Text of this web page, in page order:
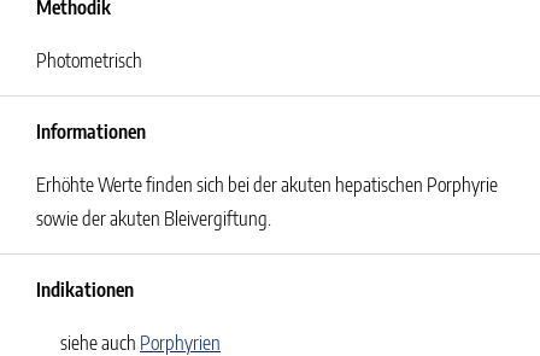
Methodik
Photometrisch
Informationen
Erhöhte Werte finden sich bei der akuten hepatischen Porphyrie
sowie der akuten Bleivergiftung.
Indikationen
siehe auch Porphyrien